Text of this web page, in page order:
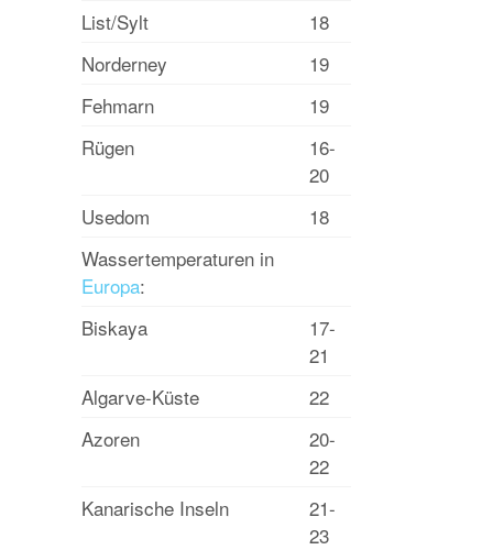
List/Sylt
18
Norderney
19
Fehmarn
19
Rügen
16-
20
Usedom
18
Wassertemperaturen in
Europa:
Biskaya
17-
21
Algarve-Küste
22
Azoren
20-
22
Kanarische Inseln
21-
23